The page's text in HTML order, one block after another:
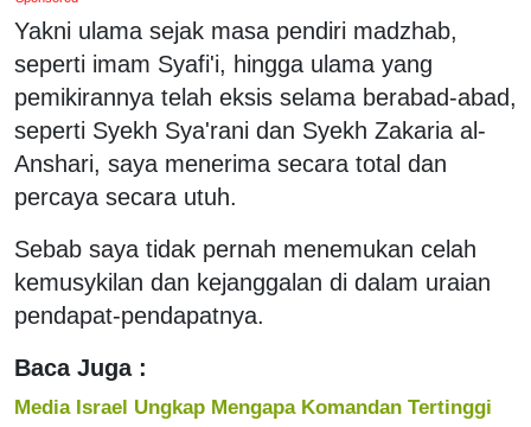
Yakni ulama sejak masa pendiri madzhab,
seperti imam Syafi'i, hingga ulama yang
pemikirannya telah eksis selama berabad-abad,
seperti Syekh Sya'rani dan Syekh Zakaria al-
Anshari, saya menerima secara total dan
percaya secara utuh.
Sebab saya tidak pernah menemukan celah
kemusykilan dan kejanggalan di dalam uraian
pendapat-pendapatnya.
Baca Juga :
Media Israel Ungkap Mengapa Komandan Tertinggi